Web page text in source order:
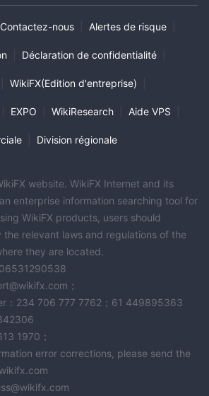
Contactez-nous Alertes de risque
Déclaration de confidentialité
WikiFX(Edition d'entreprise)
EXPO WikiResearch Aide VPS
Division régionale
website. WikiFX Internet and its
enterprise information searching tool for
WikiFX products, users should
relevant laws and regulations of the
they are located.
；
：234 706 777 7762；61 449895363
1970；
error corrections, please send the